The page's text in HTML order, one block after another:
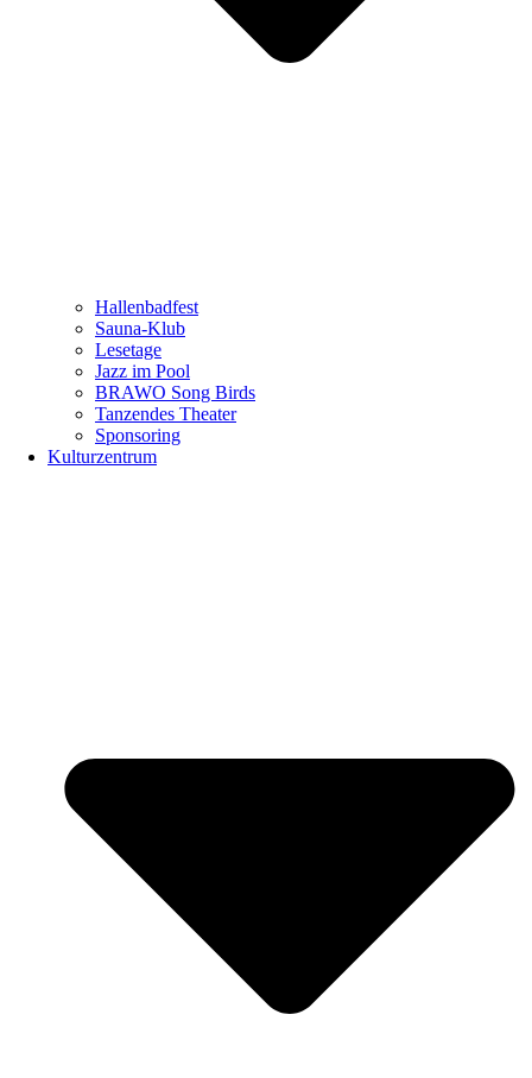
Hallenbadfest
Sauna-Klub
Lesetage
Jazz im Pool
BRAWO Song Birds
Tanzendes Theater
Sponsoring
Kulturzentrum